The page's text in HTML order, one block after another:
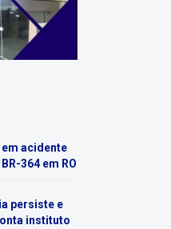
acidente
364 em RO
persiste e
instituto